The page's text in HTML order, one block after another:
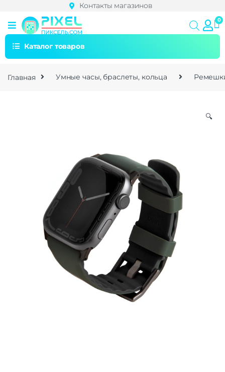
Контакты магазинов
Каталог товаров
Главная Умные часы, браслеты, кольца
🔍